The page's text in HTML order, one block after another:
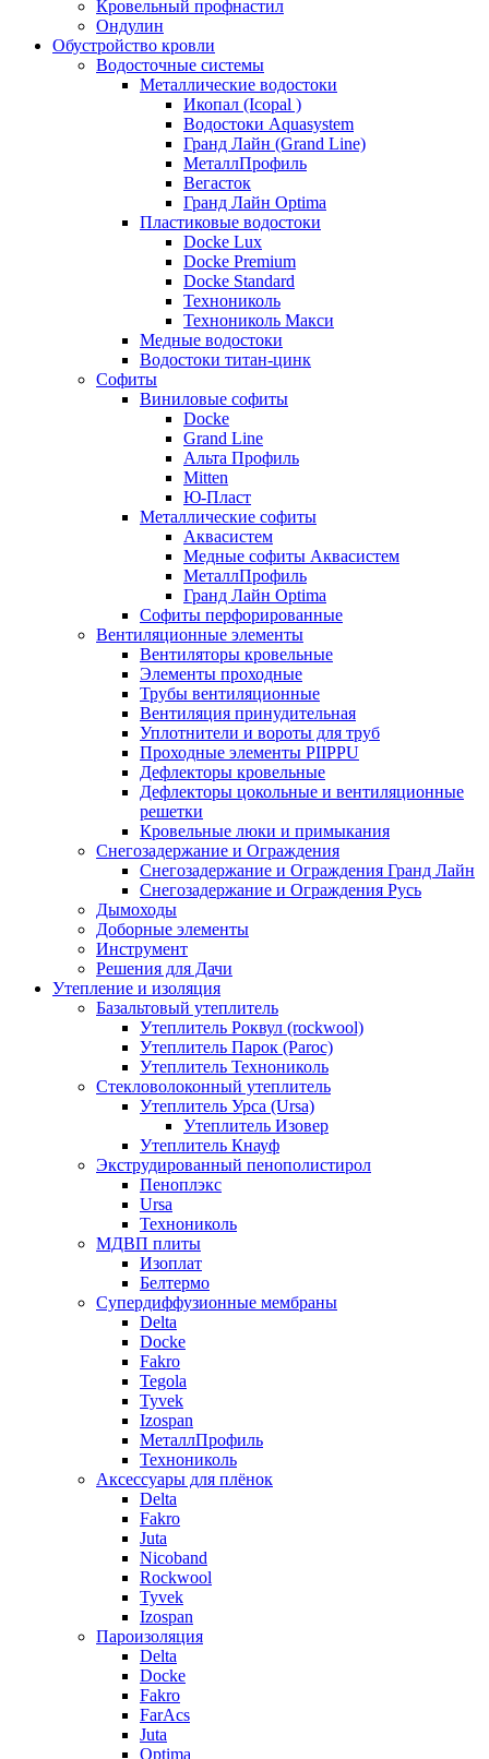
Кровельный профнастил
Ондулин
Обустройство кровли
Водосточные системы
Металлические водостоки
Икопал (Icopal )
Водостоки Aquasystem
Гранд Лайн (Grand Line)
МеталлПрофиль
Вегасток
Гранд Лайн Optima
Пластиковые водостоки
Docke Lux
Docke Premium
Docke Standard
Технониколь
Технониколь Макси
Медные водостоки
Водостоки титан-цинк
Софиты
Виниловые софиты
Docke
Grand Line
Альта Профиль
Mitten
Ю-Пласт
Металлические софиты
Аквасистем
Медные софиты Аквасистем
МеталлПрофиль
Гранд Лайн Optima
Софиты перфорированные
Вентиляционные элементы
Вентиляторы кровельные
Элементы проходные
Трубы вентиляционные
Вентиляция принудительная
Уплотнители и вороты для труб
Проходные элементы PIIPPU
Дефлекторы кровельные
Дефлекторы цокольные и вентиляционные
решетки
Кровельные люки и примыкания
Снегозадержание и Ограждения
Снегозадержание и Ограждения Гранд Лайн
Снегозадержание и Ограждения Русь
Дымоходы
Доборные элементы
Инструмент
Решения для Дачи
Утепление и изоляция
Базальтовый утеплитель
Утеплитель Роквул (rockwool)
Утеплитель Парок (Paroc)
Утеплитель Технониколь
Стекловолоконный утеплитель
Утеплитель Урса (Ursa)
Утеплитель Изовер
Утеплитель Кнауф
Экструдированный пенополистирол
Пеноплэкс
Ursa
Технониколь
МДВП плиты
Изоплат
Белтермо
Супердиффузионные мембраны
Delta
Docke
Fakro
Tegola
Tyvek
Izospan
МеталлПрофиль
Технониколь
Аксессуары для плёнок
Delta
Fakro
Juta
Nicoband
Rockwool
Tyvek
Izospan
Пароизоляция
Delta
Docke
Fakro
FarAcs
Juta
Optima